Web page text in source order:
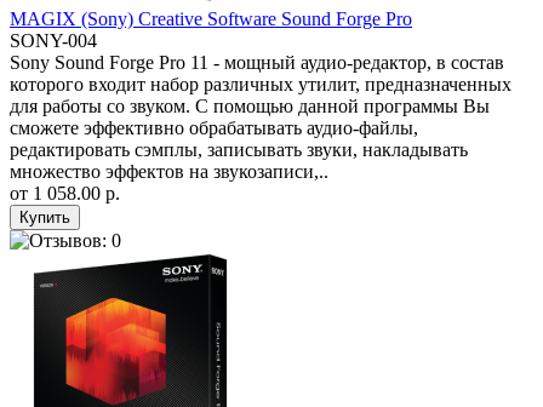
MAGIX (Sony) Creative Software Sound Forge Pro
SONY-004
Sony Sound Forge Pro 11 - мощный аудио-редактор, в состав
которого входит набор различных утилит, предназначенных
для работы со звуком. С помощью данной программы Вы
сможете эффективно обрабатывать аудио-файлы,
редактировать сэмплы, записывать звуки, накладывать
множество эффектов на звукозаписи,..
от 1 058.00 р.